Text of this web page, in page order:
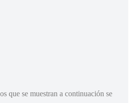
que se muestran a continuación se